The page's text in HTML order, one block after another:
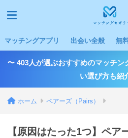
マッチングアプリ 出会い全般 無
〜 403人が選ぶおすすめのマッチ
い選び方も紹
ホーム ペアーズ（Pairs）
【原因はたった1つ】ペ